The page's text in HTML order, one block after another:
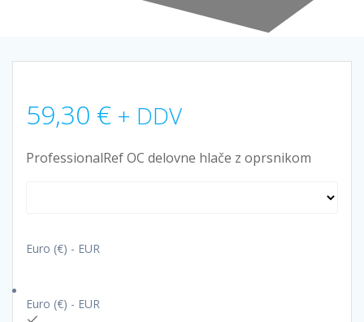
59,30 € + DDV
ProfessionalRef OC delovne hlače z oprsnikom
Euro (€) - EUR
Euro (€) - EUR